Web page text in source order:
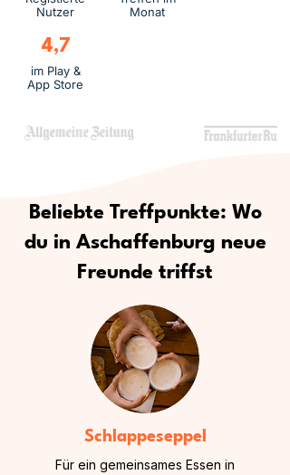
Nutzer
Monat
4,7
im Play &
App Store
Beliebte Treffpunkte: Wo
du in Aschaffenburg neue
Freunde triffst
Schlappeseppel
Für ein gemeinsames Essen in